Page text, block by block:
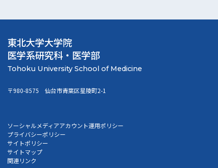
東北大学大学院
医学系研究科・医学部
〒980-8575 仙台市青葉区星陵町2-1
ソーシャルメディアアカウント運用ポリシー
プライバシーポリシー
サイトポリシー
サイトマップ
関連リンク